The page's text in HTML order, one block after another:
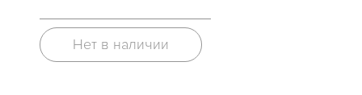
Нет в наличии